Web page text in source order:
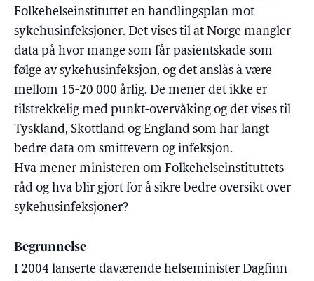
Folkehelseinstituttet en handlingsplan mot
sykehusinfeksjoner. Det vises til at Norge mangler
data på hvor mange som får pasientskade som
følge av sykehusinfeksjon, og det anslås å være
mellom 15-20 000 årlig. De mener det ikke er
tilstrekkelig med punkt-overvåking og det vises til
Tyskland, Skottland og England som har langt
bedre data om smittevern og infeksjon.
Hva mener ministeren om Folkehelseinstituttets
råd og hva blir gjort for å sikre bedre oversikt over
sykehusinfeksjoner?
Begrunnelse
I 2004 lanserte daværende helseminister Dagfinn